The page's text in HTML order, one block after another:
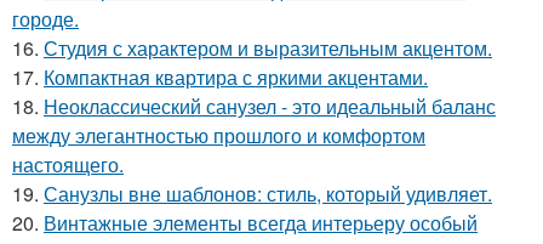
городе.
16. Студия с характером и выразительным акцентом.
17. Компактная квартира с яркими акцентами.
18. Неоклассический санузел - это идеальный баланс
между элегантностью прошлого и комфортом
настоящего.
19. Санузлы вне шаблонов: стиль, который удивляет.
20. Винтажные элементы всегда интерьеру особый